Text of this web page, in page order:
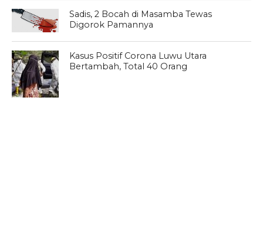
Sadis, 2 Bocah di Masamba Tewas
Digorok Pamannya
Kasus Positif Corona Luwu Utara
Bertambah, Total 40 Orang